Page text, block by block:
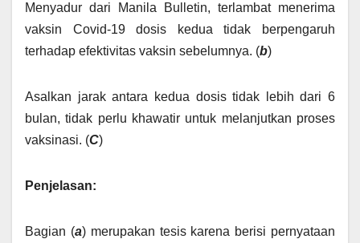
Menyadur dari Manila Bulletin, terlambat menerima
vaksin Covid-19 dosis kedua tidak berpengaruh
terhadap efektivitas vaksin sebelumnya. (b)
Asalkan jarak antara kedua dosis tidak lebih dari 6
bulan, tidak perlu khawatir untuk melanjutkan proses
vaksinasi. (C)
Penjelasan:
Bagian (a) merupakan tesis karena berisi pernyataan